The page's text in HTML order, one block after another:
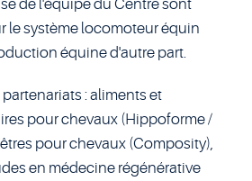
de l'équipe du Centre sont
le système locomoteur équin
équine d'autre part.
: aliments et
pour chevaux (Hippoforme /
pour chevaux (Composity),
en médecine régénérative